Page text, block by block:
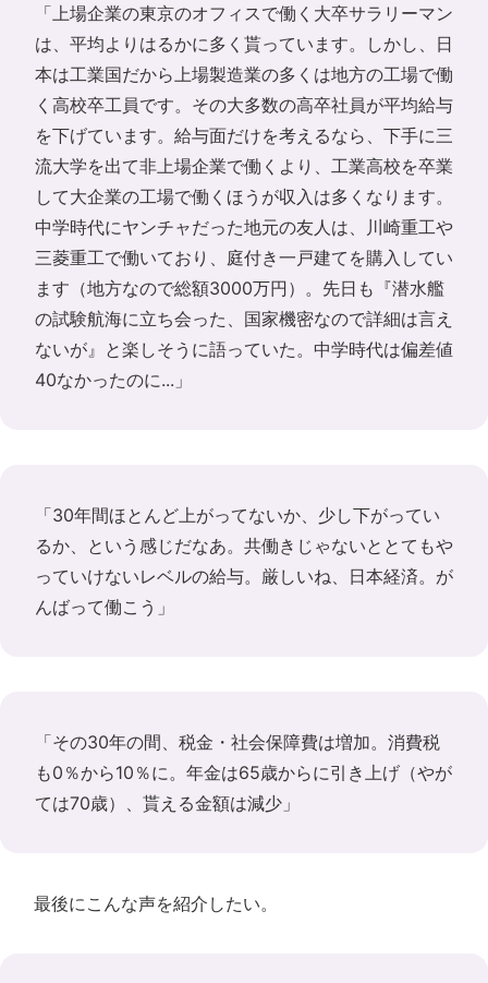
「上場企業の東京のオフィスで働く大卒サラリーマン
は、平均よりはるかに多く貰っています。しかし、日
本は工業国だから上場製造業の多くは地方の工場で働
く高校卒工員です。その大多数の高卒社員が平均給与
を下げています。給与面だけを考えるなら、下手に三
流大学を出て非上場企業で働くより、工業高校を卒業
して大企業の工場で働くほうが収入は多くなります。
中学時代にヤンチャだった地元の友人は、川崎重工や
三菱重工で働いており、庭付き一戸建てを購入してい
ます（地方なので総額3000万円）。先日も『潜水艦
の試験航海に立ち会った、国家機密なので詳細は言え
ないが』と楽しそうに語っていた。中学時代は偏差値
40なかったのに...」
「30年間ほとんど上がってないか、少し下がってい
るか、という感じだなあ。共働きじゃないととてもや
っていけないレベルの給与。厳しいね、日本経済。が
んばって働こう」
「その30年の間、税金・社会保障費は増加。消費税
も0％から10％に。年金は65歳からに引き上げ（やが
ては70歳）、貰える金額は減少」
最後にこんな声を紹介したい。